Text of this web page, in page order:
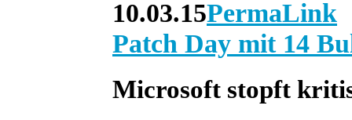
10.03.15PermaLink
Patch Day mit 14
Microsoft stopft